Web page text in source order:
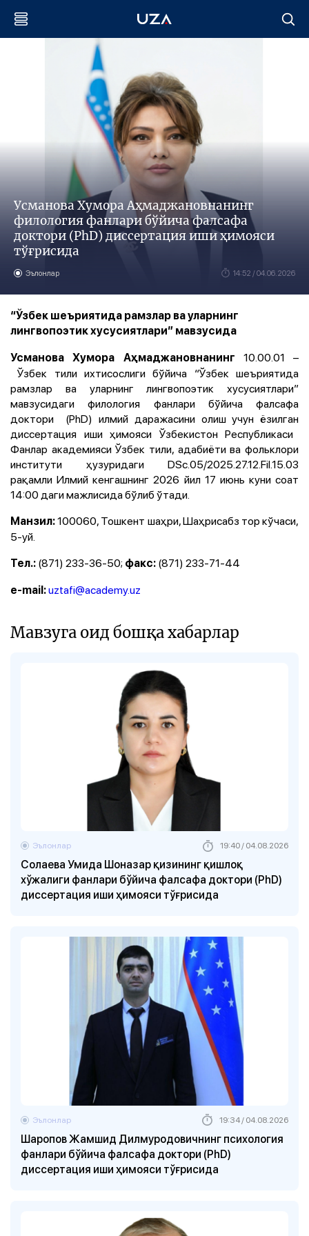
Усманова Хумора Аҳмаджановнанинг
филология фанлари бўйича фалсафа
доктори (PhD) диссертация иши ҳимояси
тўғрисида
Эълонлар 14:52 / 04.06.2026
“Ўзбек шеъриятида рамзлар ва уларнинг
лингвопоэтик хусусиятлари” мавзусида
Усманова Хумора Аҳмаджановнанинг
10.00.01 –
Ўзбек тили ихтисослиги бўйича “Ўзбек шеъриятида
рамзлар ва уларнинг лингвопоэтик хусусиятлари”
мавзусидаги филология фанлари бўйича фалсафа
доктори (PhD) илмий даражасини олиш учун ёзилган
диссертация иши ҳимояси Ўзбекистон Республикаси
Фанлар академияси Ўзбек тили, адабиёти ва фольклори
институти ҳузуридаги DSc.05/2025.27.12.Fil.15.03
рақамли Илмий кенгашнинг 2026 йил 17 июнь куни соат
14:00 даги мажлисида бўлиб ўтади.
Манзил:100060, Тошкент шаҳри, Шаҳрисабз тор кўчаси,
5-уй.
Тел.: (871) 233-36-50; факс: (871) 233-71-44
e-mail:uztafi@academy.uz
Мавзуга оид бошқа хабарлар
Солаева Умида Шоназар қизининг қишлоқ
хўжалиги фанлари бўйича фалсафа доктори (PhD)
диссертация иши ҳимояси тўғрисида
Эълонлар 19:40 / 04.08.2026
Шаропов Жамшид Дилмуродовичнинг психология
фанлари бўйича фалсафа доктори (PhD)
диссертация иши ҳимояси тўғрисида
Эълонлар 19:34 / 04.08.2026